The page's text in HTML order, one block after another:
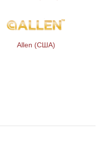
Allen (США)